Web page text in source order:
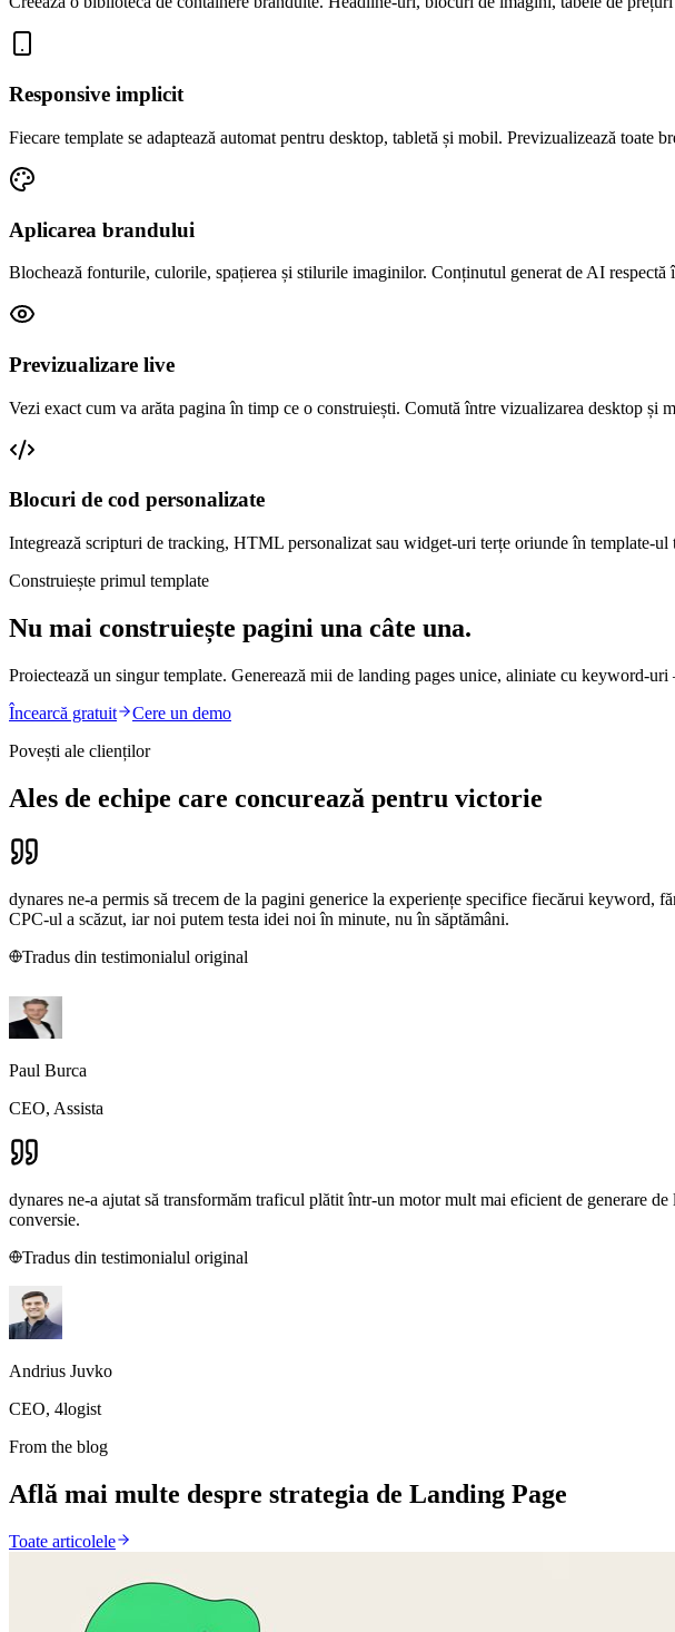
Responsive implicit
Fiecare template se adaptează automat pentru desktop, tabletă și mobil. Previzualizează toate
Aplicarea brandului
Blochează fonturile, culorile, spațierea și stilurile imaginilor. Conținutul generat de AI
Previzualizare live
Vezi exact cum va arăta pagina în timp ce o construiești. Comută între vizualizarea desktop și
Blocuri de cod personalizate
Integrează scripturi de tracking, HTML personalizat sau widget-uri terțe oriunde în template-
Construiește primul template
Nu mai construiește pagini una câte una.
Proiectează un singur template. Generează mii de landing pages unice, aliniate cu keyword-
Încearcă gratuit
Cere un demo
Povești ale clienților
Ales de echipe care concurează pentru victorie
dynares ne-a permis să trecem de la pagini generice la experiențe specifice fiecărui keyword,
CPC-ul a scăzut, iar noi putem testa idei noi în minute, nu în săptămâni.
Tradus din testimonialul original
Paul Burca
CEO, Assista
dynares ne-a ajutat să transformăm traficul plătit într-un motor mult mai eficient de generare
conversie.
Tradus din testimonialul original
Andrius Juvko
CEO, 4logist
From the blog
Află mai multe despre strategia de Landing Page
Toate articolele